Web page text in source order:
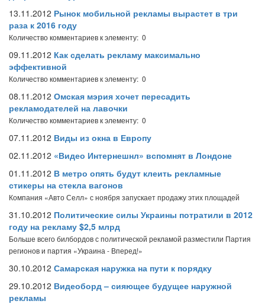
13.11.2012 Рынок мобильной рекламы вырастет в три
раза к 2016 году
Количество комментариев к элементу: 0
09.11.2012 Как сделать рекламу максимально
эффективной
Количество комментариев к элементу: 0
08.11.2012 Омская мэрия хочет пересадить
рекламодателей на лавочки
Количество комментариев к элементу: 0
07.11.2012 Виды из окна в Европу
02.11.2012 «Видео Интернешнл» вспомнят в Лондоне
01.11.2012 В метро опять будут клеить рекламные
стикеры на стекла вагонов
Компания «Авто Селл» с ноября запускает продажу этих площадей
31.10.2012 Политические силы Украины потратили в 2012
году на рекламу $2,5 млрд
Больше всего билбордов с политической рекламой разместили Партия
регионов и партия «Украина - Вперед!»
30.10.2012 Самарская наружка на пути к порядку
29.10.2012 Видеоборд – сияющее будущее наружной
рекламы